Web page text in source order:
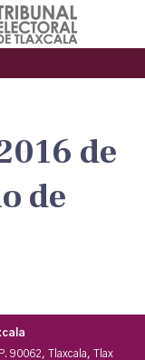
de
de
90062, Tlaxcala, Tlax